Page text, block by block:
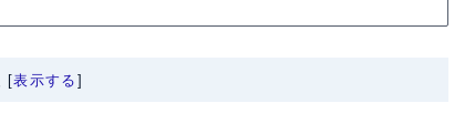
[表示する ]